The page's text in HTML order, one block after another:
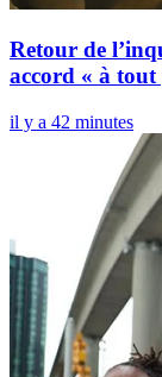
Retour de
accord « à
il y a 42 minutes